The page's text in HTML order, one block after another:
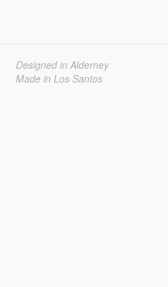
Designed in Alderney
Made in Los Santos